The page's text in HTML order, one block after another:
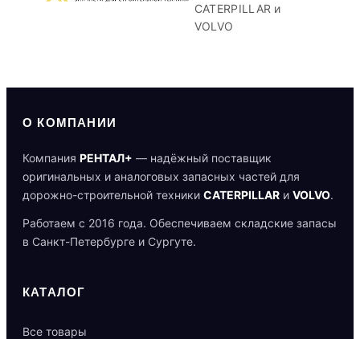
CATERPILLAR и
VOLVO
О КОМПАНИИ
Компания РЕНТАЛ+ — надёжный поставщик
оригинальных и аналоговых запасных частей для
дорожно-строительной техники CATERPILLAR и VOLVO.
Работаем с 2016 года. Обеспечиваем складские запасы
в Санкт-Петербурге и Сургуте.
КАТАЛОГ
Все товары